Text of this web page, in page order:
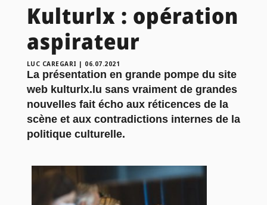
Kulturlx : opération
aspirateur
LUC CAREGARI | 06.07.2021
La présentation en grande pompe du site
web kulturlx.lu sans vraiment de grandes
nouvelles fait écho aux réticences de la
scène et aux contradictions internes de la
politique culturelle.